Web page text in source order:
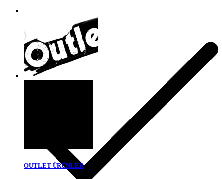
OUTLET ÜRÜNLER